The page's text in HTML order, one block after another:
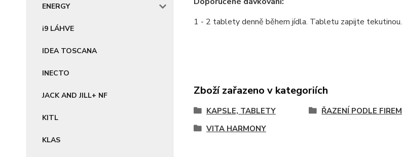
ENERGY
i9 LÁHVE
IDEA TOSCANA
INECTO
JACK AND JILL+ NF
KITL
KLAS
1 - 2 tablety denně během jídla. Tabletu zapijte tekutinou.
Zboží zařazeno v kategoriích
KAPSLE, TABLETY ŘAZENÍ PODLE FIREM
VITA HARMONY